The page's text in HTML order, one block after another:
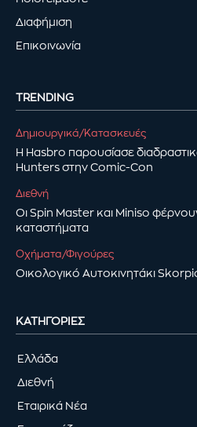
Διαφήμιση
Επικοινωνία
TRENDING
Δημιουργικά/Κατασκευές
Η Hasbro παρουσίασε
Hunters στην Comic-Con
Διεθνή
Οι Spin Master και Miniso
καταστήματα
Οχήματα/Φιγούρες
Οικολογικό Αυτοκινητάκι
ΚΑΤΗΓΟΡΊΕΣ
Ελλάδα
Διεθνή
Εταιρικά Νέα